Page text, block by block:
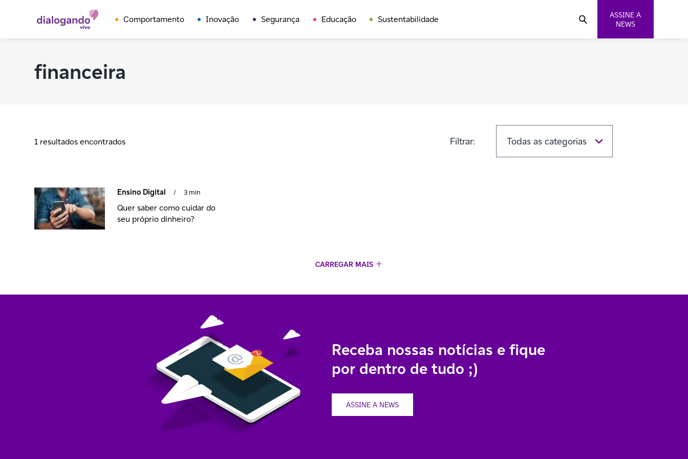
Comportamento Inovação Segurança Educação Sustentabilidade
ASSINE A
NEWS
financeira
1 resultados encontrados Filtrar:
Ensino Digital / 3 min
Quer saber como cuidar do
seu próprio dinheiro?
CARREGAR MAIS
Receba nossas notícias e fique
por dentro de tudo ;)
ASSINE A NEWS